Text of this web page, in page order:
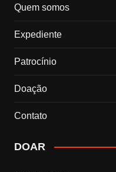
Quem somos
Expediente
Patrocínio
Doação
Contato
DOAR